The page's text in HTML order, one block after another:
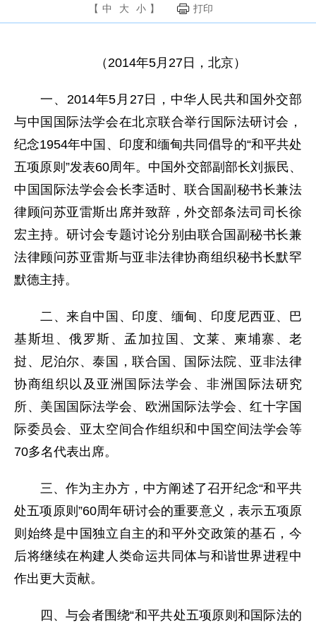
【 中 大 小 】 打印
（2014年5月27日，北京）
一、2014年5月27日，中华人民共和国外交部
与中国国际法学会在北京联合举行国际法研讨会，
纪念1954年中国、印度和缅甸共同倡导的“和平共处
五项原则”发表60周年。中国外交部副部长刘振民、
中国国际法学会会长李适时、联合国副秘书长兼法
律顾问苏亚雷斯出席并致辞，外交部条法司司长徐
宏主持。研讨会专题讨论分别由联合国副秘书长兼
法律顾问苏亚雷斯与亚非法律协商组织秘书长默罕
默德主持。
二、来自中国、印度、缅甸、印度尼西亚、巴
基斯坦、俄罗斯、孟加拉国、文莱、柬埔寨、老
挝、尼泊尔、泰国，联合国、国际法院、亚非法律
协商组织以及亚洲国际法学会、非洲国际法研究
所、美国国际法学会、欧洲国际法学会、红十字国
际委员会、亚太空间合作组织和中国空间法学会等
70多名代表出席。
三、作为主办方，中方阐述了召开纪念“和平共
处五项原则”60周年研讨会的重要意义，表示五项原
则始终是中国独立自主的和平外交政策的基石，今
后将继续在构建人类命运共同体与和谐世界进程中
作出更大贡献。
四、与会者围绕“和平共处五项原则和国际法的